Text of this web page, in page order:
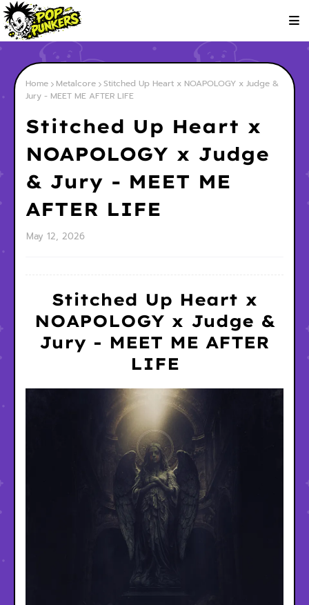
Home Metalcore
Stitched Up Heart x NOAPOLOGY x Judge &
Jury - MEET ME AFTER LIFE
Stitched Up Heart x
NOAPOLOGY x Judge
& Jury - MEET ME
AFTER LIFE
May 12, 2026
Stitched Up Heart x
NOAPOLOGY x Judge &
Jury - MEET ME AFTER
LIFE